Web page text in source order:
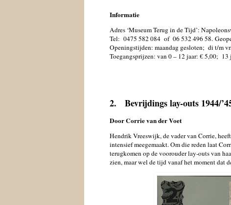
Informatie
Adres ‘Museum Terug in de Tijd’:
Tel: 0475 582 084 of 06 532 496 58.
Openingstijden: maandag gesloten; di t/m
Toegangsprijzen: van 0 – 12 jaar: € 5,00; 13
2. Bevrijdings lay-outs 1944/
Door Corrie van der Voet
Hendrik Vreeswijk, de vader van Corrie,
intensief meegemaakt. Om die reden laat
terugkomen op de voorouder lay-outs van
zien, maar wel de tijd vanaf het moment dat